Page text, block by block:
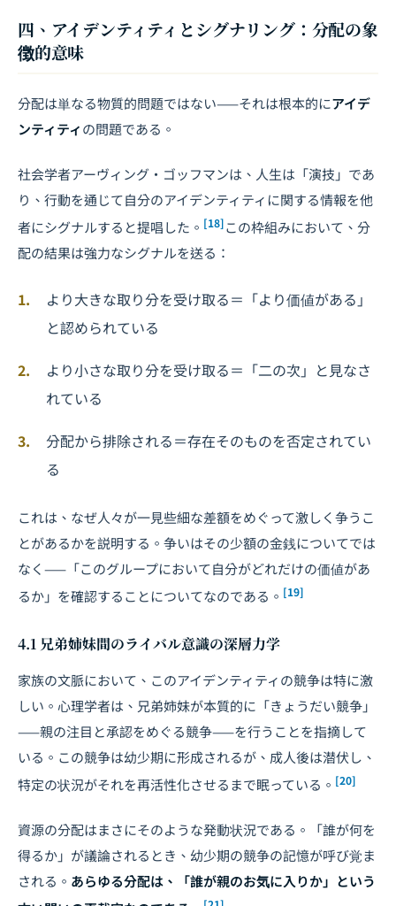
四、アイデンティティとシグナリング：分配の象
徴的意味
分配は単なる物質的問題ではない——それは根本的にアイデ
ンティティの問題である。
社会学者アーヴィング・ゴッフマンは、人生は「演技」であ
り、行動を通じて自分のアイデンティティに関する情報を他
者にシグナルすると提唱した。 [18]この枠組みにおいて、分
配の結果は強力なシグナルを送る：
より大きな取り分を受け取る＝「より価値がある」
と認められている
より小さな取り分を受け取る＝「二の次」と見なさ
れている
分配から排除される＝存在そのものを否定されてい
る
これは、なぜ人々が一見些細な差額をめぐって激しく争うこ
とがあるかを説明する。争いはその少額の金銭についてでは
なく——「このグループにおいて自分がどれだけの価値があ
るか」を確認することについてなのである。 [19]
4.1 兄弟姉妹間のライバル意識の深層力学
家族の文脈において、このアイデンティティの競争は特に激
しい。心理学者は、兄弟姉妹が本質的に「きょうだい競争」
——親の注目と承認をめぐる競争——を行うことを指摘して
いる。この競争は幼少期に形成されるが、成人後は潜伏し、
特定の状況がそれを再活性化させるまで眠っている。 [20]
資源の分配はまさにそのような発動状況である。「誰が何を
得るか」が議論されるとき、幼少期の競争の記憶が呼び覚ま
される。 あらゆる分配は、「誰が親のお気に入りか」という